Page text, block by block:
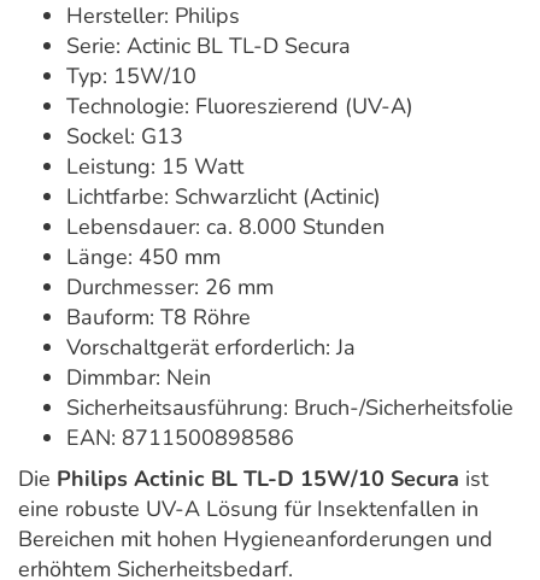
Hersteller: Philips
Serie: Actinic BL TL-D Secura
Typ: 15W/10
Technologie: Fluoreszierend (UV-A)
Sockel: G13
Leistung: 15 Watt
Lichtfarbe: Schwarzlicht (Actinic)
Lebensdauer: ca. 8.000 Stunden
Länge: 450 mm
Durchmesser: 26 mm
Bauform: T8 Röhre
Vorschaltgerät erforderlich: Ja
Dimmbar: Nein
Sicherheitsausführung: Bruch-/Sicherheitsfolie
EAN: 8711500898586
Die Philips Actinic BL TL-D 15W/10 Secura ist
eine robuste UV-A Lösung für Insektenfallen in
Bereichen mit hohen Hygieneanforderungen und
erhöhtem Sicherheitsbedarf.